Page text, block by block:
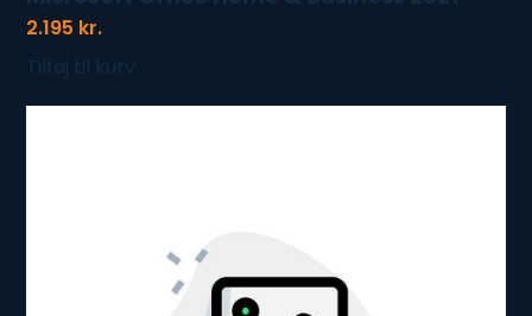
2.195 kr.
Tilføj til kurv